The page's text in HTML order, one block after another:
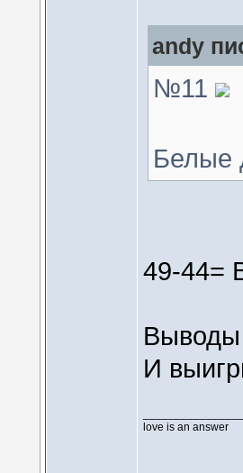
andy
№11
Белые
49-44=
Выводы
И
love is an answer